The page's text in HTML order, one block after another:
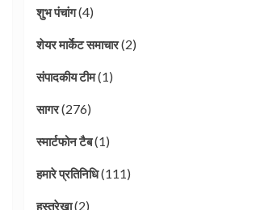
शुभ पंचांग(4)
शेयर मार्केट समाचार(2)
संपादकीय टीम(1)
सागर(276)
स्मार्टफोन टैब(1)
हमारे प्रतिनिधि(111)
हस्तरेखा(2)